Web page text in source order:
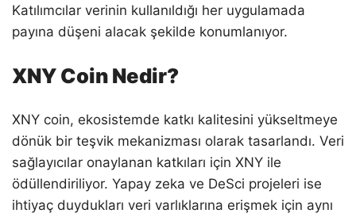
Katılımcılar verinin kullanıldığı her uygulamada
payına düşeni alacak şekilde konumlanıyor.
XNY Coin Nedir?
XNY coin, ekosistemde katkı kalitesini yükseltmeye
dönük bir teşvik mekanizması olarak tasarlandı. Veri
sağlayıcılar onaylanan katkıları için XNY ile
ödüllendiriliyor. Yapay zeka ve DeSci projeleri ise
ihtiyaç duydukları veri varlıklarına erişmek için aynı